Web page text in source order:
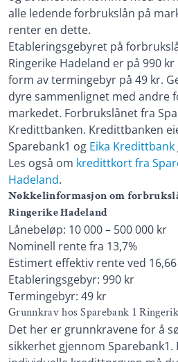
alle ledende forbrukslån på
renter en dette.
Etableringsgebyret på
Ringerike Hadeland er på 990
form av termingebyr på 49 kr.
dyre sammenlignet med andre
markedet. Forbrukslånet fra
Kredittbanken. Kredittbanken
Sparebank1 og Eika Kredittbank
Les også om kredittkort fra
Hadeland.
Nøkkelinformasjon om
Ringerike Hadeland
Lånebeløp: 10 000 – 500 000 kr
Nominell rente fra 13,7%
Estimert effektiv rente ved 16,66
Etableringsgebyr: 990 kr
Termingebyr: 49 kr
Grunnkrav hos Sparebank 1
Det her er grunnkravene for å
sikkerhet gjennom Sparebank1.